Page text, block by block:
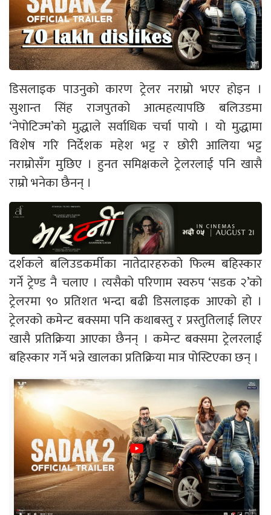
डिसलाइक पाउनुको कारण ट्रेलर नराम्रो भएर होइन ।
सुशान्त सिंह राजपुतको आत्महत्यापछि बलिउडमा
‘नेपोटिज्म’को मुद्धाले सर्वाधिक चर्चा पायो । यो मुद्धामा
विशेष गरि निर्देशक महेश भट्ट र छोरी आलिया भट्ट
नराम्रोसँग मुछिए । हुनत समिक्षकले ट्रेलरलाई पनि खासै
राम्रो भनेका छैनन् ।
दर्शकले बलिउडकर्मीका नातेदारहरुको फिल्म बहिस्कार
गर्ने ट्रेण्ड नै चलाए । त्यसैको परिणाम स्वरुप ‘सडक २’को
ट्रेलरमा ९० प्रतिशत भन्दा बढी डिसलाइक आएको हो ।
ट्रेलरको कमेन्ट बक्समा पनि कथाबस्तु र प्रस्तुतिलाई लिएर
खासै प्रतिक्रिया आएका छैनन् । कमेन्ट बक्समा ट्रेलरलाई
बहिस्कार गर्ने भन्ने खालका प्रतिक्रिया मात्र पोस्टिएका छन् ।